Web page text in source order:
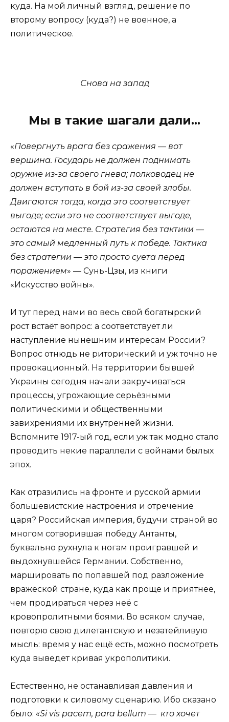
куда. На мой личный взгляд, решение по
второму вопросу (куда?) не военное, а
политическое.
Снова на запад
Мы в такие шагали дали…
«Повергнуть врага без сражения — вот
вершина. Государь не должен поднимать
оружие из-за своего гнева; полководец не
должен вступать в бой из-за своей злобы.
Двигаются тогда, когда это соответствует
выгоде; если это не соответствует выгоде,
остаются на месте. Стратегия без тактики —
это самый медленный путь к победе. Тактика
без стратегии — это просто суета перед
поражением» — Сунь-Цзы, из книги
«Искусство войны».
И тут перед нами во весь свой богатырский
рост встаёт вопрос: а соответствует ли
наступление нынешним интересам России?
Вопрос отнюдь не риторический и уж точно не
провокационный. На территории бывшей
Украины сегодня начали закручиваться
процессы, угрожающие серьёзными
политическими и общественными
завихрениями их внутренней жизни.
Вспомните 1917-ый год, если уж так модно стало
проводить некие параллели с войнами былых
эпох.
Как отразились на фронте и русской армии
большевистские настроения и отречение
царя? Российская империя, будучи страной во
многом сотворившая победу Антанты,
буквально рухнула к ногам проигравшей и
выдохнувшейся Германии. Собственно,
маршировать по попавшей под разложение
вражеской стране, куда как проще и приятнее,
чем продираться через неё с
кровопролитными боями. Во всяком случае,
повторю свою дилетантскую и незатейливую
мысль: время у нас ещё есть, можно посмотреть
куда выведет кривая укрополитики.
Естественно, не останавливая давления и
подготовки к силовому сценарию. Ибо сказано
было: «Si vis pacem, para bellum — кто хочет